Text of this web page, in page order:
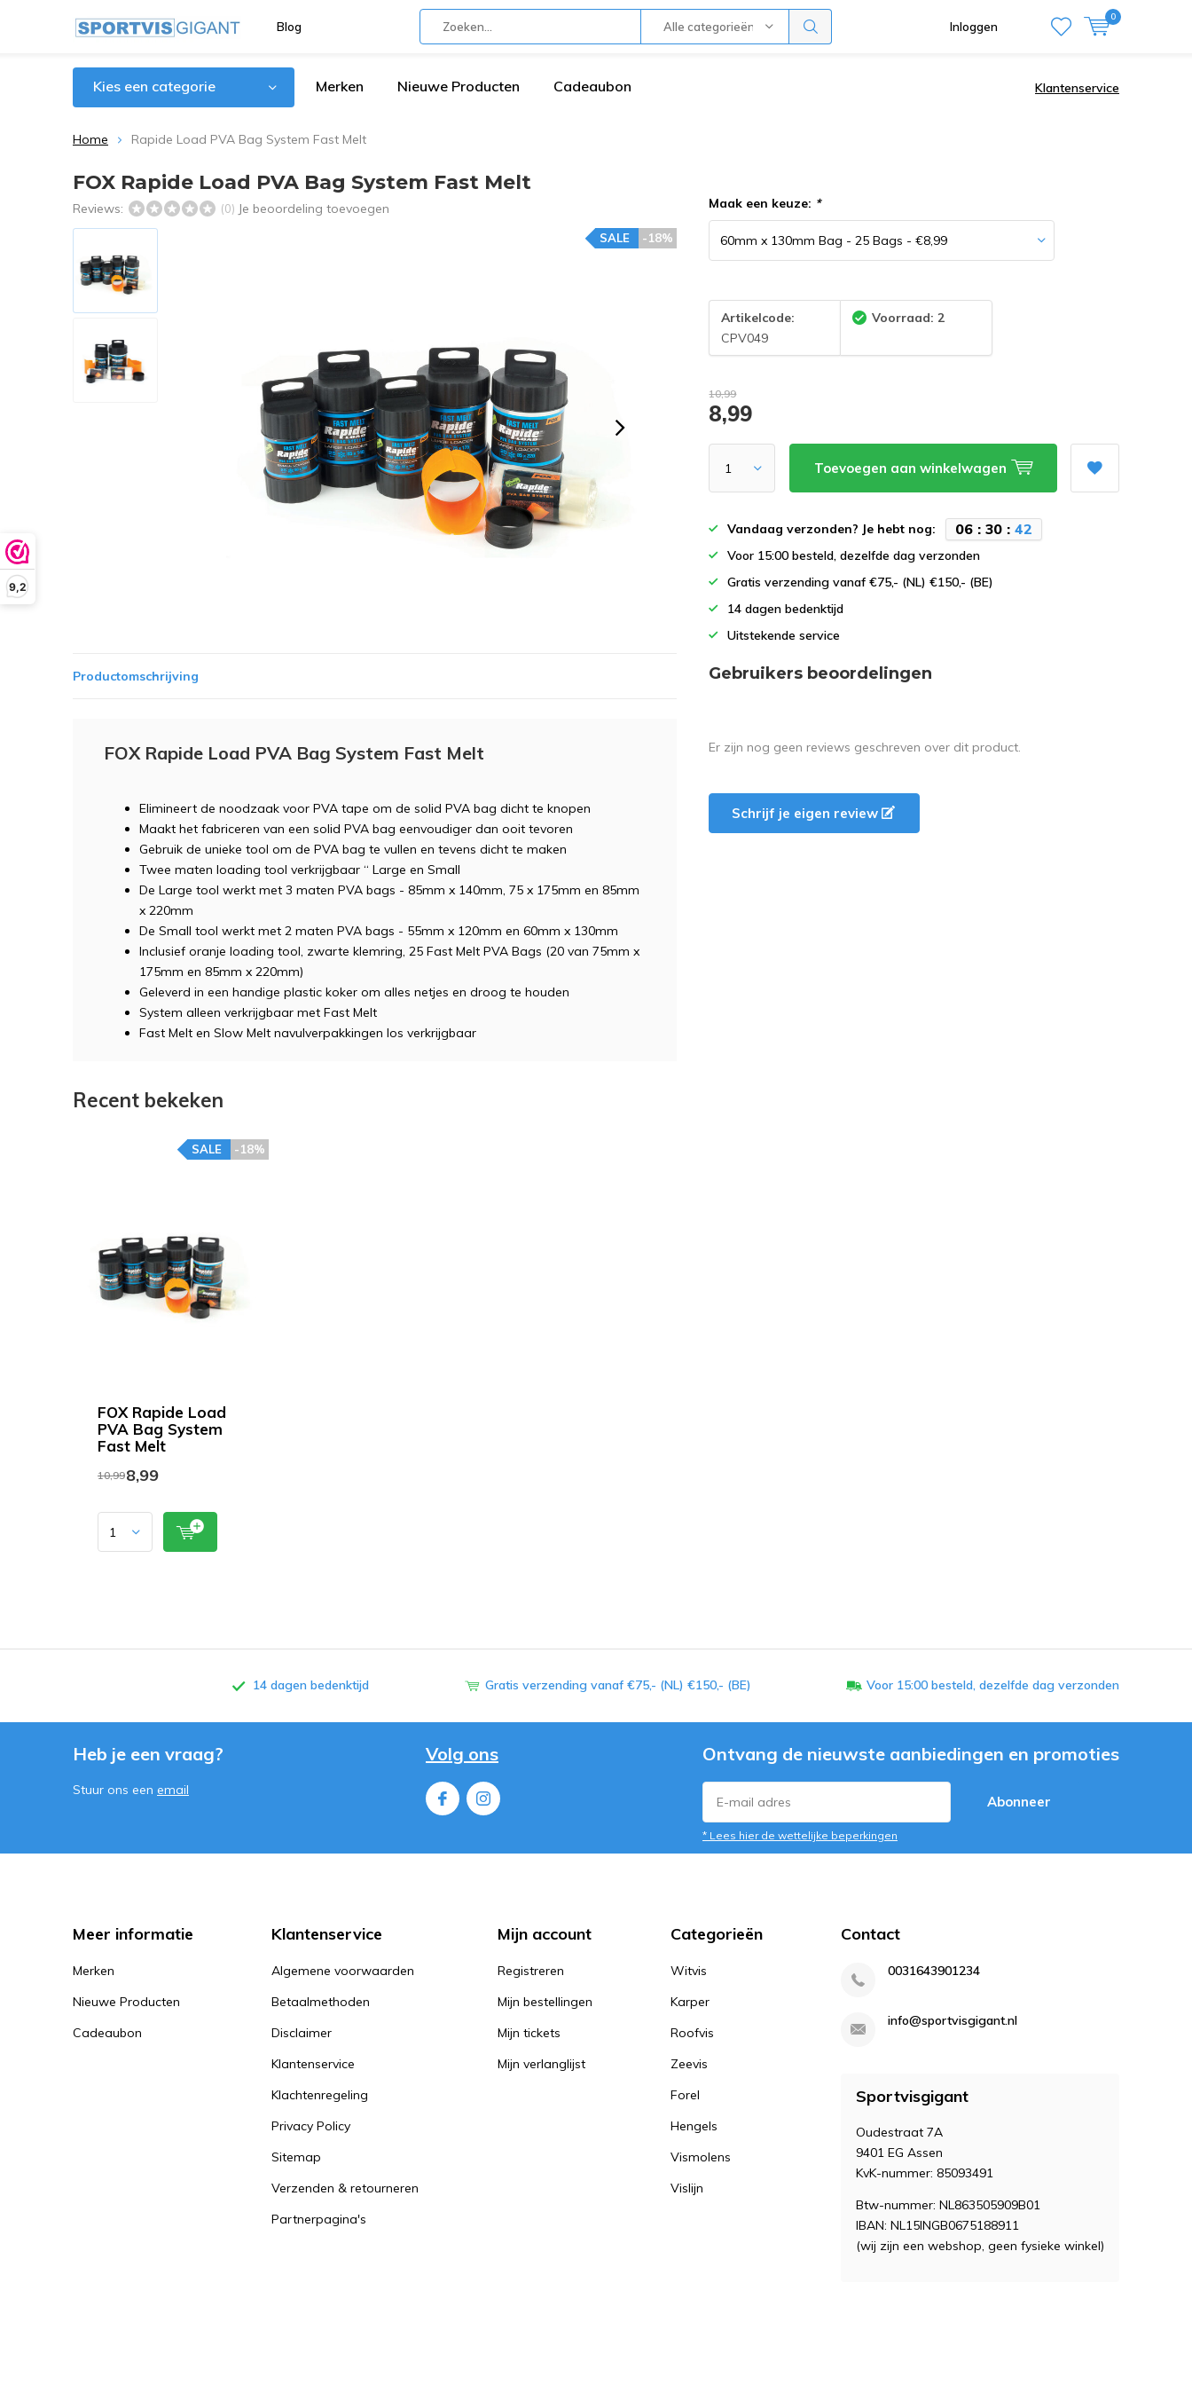
9,2
Blog Alle categorieën Inloggen
0
Kies een categorie Merken Nieuwe Producten Cadeaubon Klantenservice
Home Rapide Load PVA Bag System Fast Melt
FOX Rapide Load PVA Bag System Fast Melt
Reviews: (0) Je beoordeling toevoegen
-18%
SALE
Maak een keuze: *
Artikelcode:
CPV049
Voorraad: 2
10,99
8,99
Toevoegen aan winkelwagen
Vandaag verzonden? Je hebt nog: 06 :30 :42
Voor 15:00 besteld, dezelfde dag verzonden
Gratis verzending vanaf €75,- (NL) €150,- (BE)
14 dagen bedenktijd
Uitstekende service
Productomschrijving
FOX Rapide Load PVA Bag System Fast Melt
Elimineert de noodzaak voor PVA tape om de solid PVA bag dicht te knopen
Maakt het fabriceren van een solid PVA bag eenvoudiger dan ooit tevoren
Gebruik de unieke tool om de PVA bag te vullen en tevens dicht te maken
Twee maten loading tool verkrijgbaar “ Large en Small
De Large tool werkt met 3 maten PVA bags - 85mm x 140mm, 75 x 175mm en 85mm
x 220mm
De Small tool werkt met 2 maten PVA bags - 55mm x 120mm en 60mm x 130mm
Inclusief oranje loading tool, zwarte klemring, 25 Fast Melt PVA Bags (20 van 75mm x
175mm en 85mm x 220mm)
Geleverd in een handige plastic koker om alles netjes en droog te houden
System alleen verkrijgbaar met Fast Melt
Fast Melt en Slow Melt navulverpakkingen los verkrijgbaar
Gebruikers beoordelingen
Er zijn nog geen reviews geschreven over dit product.
Schrijf je eigen review
Recent bekeken
FOX Rapide Load
PVA Bag System
Fast Melt
-18%
SALE
10,998,99
14 dagen bedenktijd Gratis verzending vanaf €75,- (NL) €150,- (BE) Voor 15:00 besteld, dezelfde dag verzonden
Heb je een vraag?
Stuur ons een email
Volg ons Ontvang de nieuwste aanbiedingen en promoties
Abonneer
* Lees hier de wettelijke beperkingen
Meer informatie
Merken
Nieuwe Producten
Cadeaubon
Klantenservice
Algemene voorwaarden
Betaalmethoden
Disclaimer
Klantenservice
Klachtenregeling
Privacy Policy
Sitemap
Verzenden & retourneren
Partnerpagina's
Mijn account
Registreren
Mijn bestellingen
Mijn tickets
Mijn verlanglijst
Categorieën
Witvis
Karper
Roofvis
Zeevis
Forel
Hengels
Vismolens
Vislijn
Contact
0031643901234
info@sportvisgigant.nl
Sportvisgigant
Oudestraat 7A
9401 EG Assen
KvK-nummer: 85093491
Btw-nummer: NL863505909B01
IBAN: NL15INGB0675188911
(wij zijn een webshop, geen fysieke winkel)